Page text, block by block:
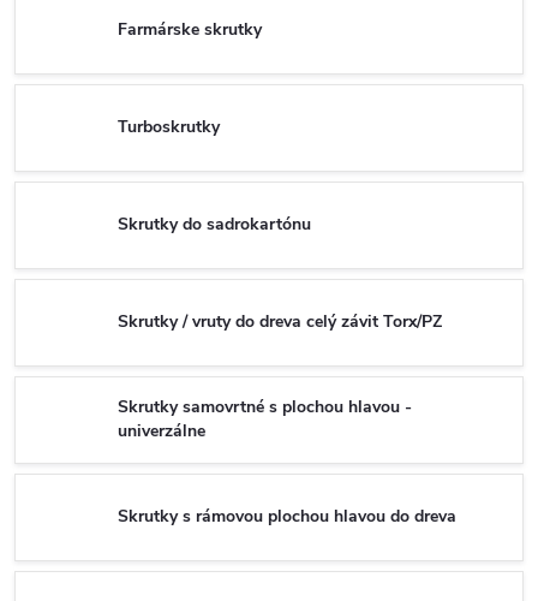
Farmárske skrutky
Turboskrutky
Skrutky do sadrokartónu
Skrutky / vruty do dreva celý závit Torx/PZ
Skrutky samovrtné s plochou hlavou -
univerzálne
Skrutky s rámovou plochou hlavou do dreva